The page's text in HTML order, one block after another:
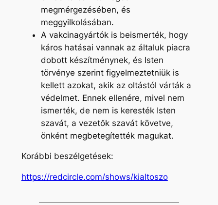
megmérgezésében, és
meggyilkolásában.
A vakcinagyártók is beismerték, hogy
káros hatásai vannak az általuk piacra
dobott készítménynek, és Isten
törvénye szerint figyelmeztetniük is
kellett azokat, akik az oltástól várták a
védelmet. Ennek ellenére, mivel nem
ismerték, de nem is keresték Isten
szavát, a vezetők szavát követve,
önként megbetegítették magukat.
Korábbi beszélgetések:
https://redcircle.com/shows/kialtoszo